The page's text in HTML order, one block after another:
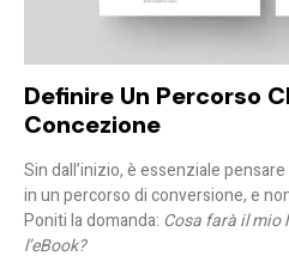
Definire Un Percorso
Concezione
Sin dall’inizio, è essenziale
in un percorso di conversione, e
Poniti la domanda: Cosa farà il
l’eBook?